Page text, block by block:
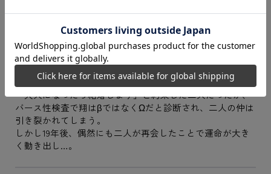
一族全員がαである由緒正しい家柄の一条家。
そこに代々仕えてきたβ家系の朝桐家の翔と、
一条家の御曹司である要は、幼い頃からお互いに想い合う
仲。
「大人になったら結婚しよう」と約束した二人だったが、
バース性検査で翔はβではなくΩだと診断され、二人の仲は
引き裂かれてしまう。
しかし19年後、偶然にも二人が再会したことで運命が大き
く動き出し…。